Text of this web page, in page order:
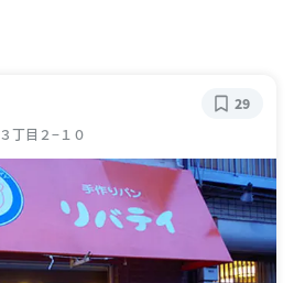
丁目２−１０
29